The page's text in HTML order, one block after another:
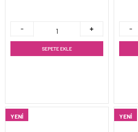
SEPETE EKLE
YENI YENI